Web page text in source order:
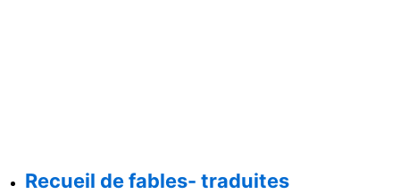
Recueil de fables- traduites